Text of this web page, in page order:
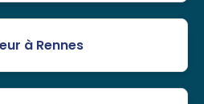
à Rennes